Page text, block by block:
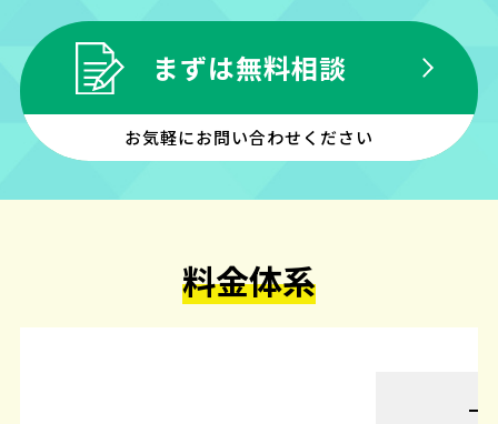
まずは無料相談
お気軽にお問い合わせください
料金体系
一